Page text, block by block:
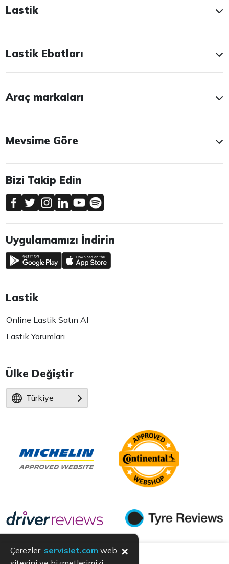
Lastik
Lastik Ebatları
Araç markaları
Mevsime Göre
Bizi Takip Edin
Uygulamamızı İndirin
Lastik
Online Lastik Satın Al
Lastik Yorumları
Ülke Değiştir
Türkiye
Çerezler, servislet.com web ×